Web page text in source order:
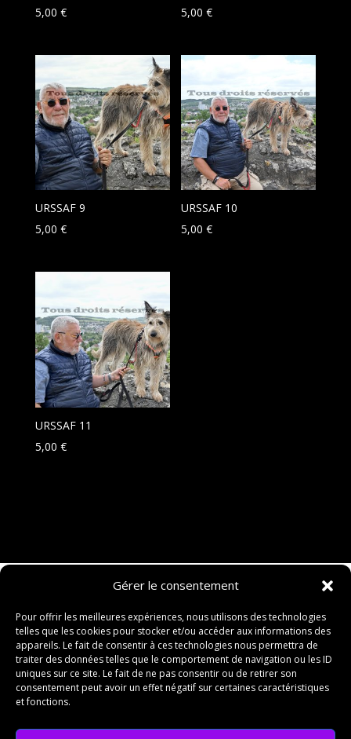
Gérer le consentement
Pour offrir les meilleures expériences, nous utilisons des technologies
telles que les cookies pour stocker et/ou accéder aux informations des
appareils. Le fait de consentir à ces technologies nous permettra de
traiter des données telles que le comportement de navigation ou les ID
uniques sur ce site. Le fait de ne pas consentir ou de retirer son
consentement peut avoir un effet négatif sur certaines caractéristiques
et fonctions.
5,00 €
5,00€
URSSAF 9
5,00 €
URSSAF 10
5,00€
URSSAF 11
5,00 €